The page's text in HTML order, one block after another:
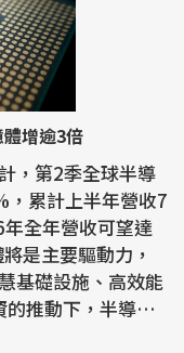
增逾3倍
，第2季全球半導
累計上半年營收7
全年營收可望達
是主要驅動力，
推動下，半導體